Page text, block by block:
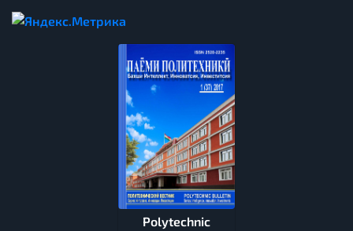
Polytechnic